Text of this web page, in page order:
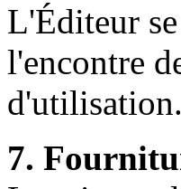
L'Éditeur
l'encontre
d'utilisation.
7.